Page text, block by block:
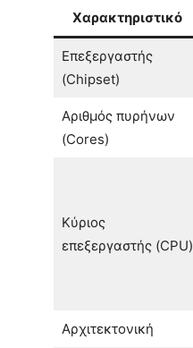
Χαρακτηριστικό
Επεξεργαστής
(Chipset)
Αριθμός πυρήνων
(Cores)
Κύριος
επεξεργαστής (CPU)
Αρχιτεκτονική